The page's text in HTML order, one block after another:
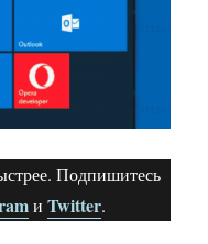
Подпишитесь
и Twitter.